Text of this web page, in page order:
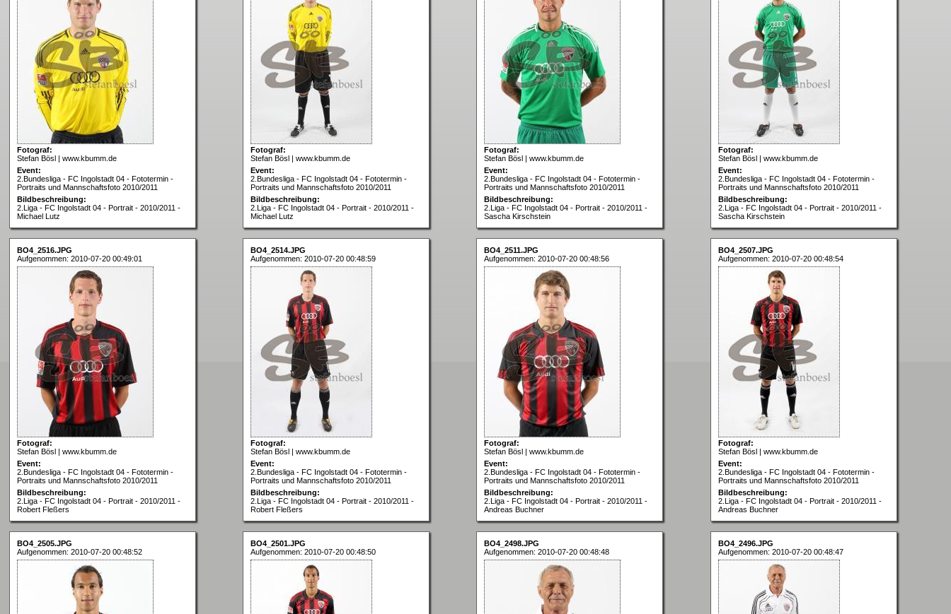
Fotograf:
Stefan Bösl | www.kbumm.de
Event:
2.Bundesliga - FC Ingolstadt 04 - Fototermin -
Portraits und Mannschaftsfoto 2010/2011
Bildbeschreibung:
2.Liga - FC Ingolstadt 04 - Portrait - 2010/2011 -
Michael Lutz
Fotograf:
Stefan Bösl | www.kbumm.de
Event:
2.Bundesliga - FC Ingolstadt 04 - Fototermin -
Portraits und Mannschaftsfoto 2010/2011
Bildbeschreibung:
2.Liga - FC Ingolstadt 04 - Portrait - 2010/2011 -
Michael Lutz
Fotograf:
Stefan Bösl | www.kbumm.de
Event:
2.Bundesliga - FC Ingolstadt 04 - Fototermin -
Portraits und Mannschaftsfoto 2010/2011
Bildbeschreibung:
2.Liga - FC Ingolstadt 04 - Portrait - 2010/2011 -
Sascha Kirschstein
Fotograf:
Stefan Bösl | www.kbumm.de
Event:
2.Bundesliga - FC Ingolstadt 04 - Fototermin -
Portraits und Mannschaftsfoto 2010/2011
Bildbeschreibung:
2.Liga - FC Ingolstadt 04 - Portrait - 2010/2011 -
Sascha Kirschstein
BO4_2516.JPG
Aufgenommen: 2010-07-20 00:49:01
Fotograf:
Stefan Bösl | www.kbumm.de
Event:
2.Bundesliga - FC Ingolstadt 04 - Fototermin -
Portraits und Mannschaftsfoto 2010/2011
Bildbeschreibung:
2.Liga - FC Ingolstadt 04 - Portrait - 2010/2011 -
Robert Fleßers
BO4_2514.JPG
Aufgenommen: 2010-07-20 00:48:59
Fotograf:
Stefan Bösl | www.kbumm.de
Event:
2.Bundesliga - FC Ingolstadt 04 - Fototermin -
Portraits und Mannschaftsfoto 2010/2011
Bildbeschreibung:
2.Liga - FC Ingolstadt 04 - Portrait - 2010/2011 -
Robert Fleßers
BO4_2511.JPG
Aufgenommen: 2010-07-20 00:48:56
Fotograf:
Stefan Bösl | www.kbumm.de
Event:
2.Bundesliga - FC Ingolstadt 04 - Fototermin -
Portraits und Mannschaftsfoto 2010/2011
Bildbeschreibung:
2.Liga - FC Ingolstadt 04 - Portrait - 2010/2011 -
Andreas Buchner
BO4_2507.JPG
Aufgenommen: 2010-07-20 00:48:54
Fotograf:
Stefan Bösl | www.kbumm.de
Event:
2.Bundesliga - FC Ingolstadt 04 - Fototermin -
Portraits und Mannschaftsfoto 2010/2011
Bildbeschreibung:
2.Liga - FC Ingolstadt 04 - Portrait - 2010/2011 -
Andreas Buchner
BO4_2505.JPG
Aufgenommen: 2010-07-20 00:48:52
BO4_2501.JPG
Aufgenommen: 2010-07-20 00:48:50
BO4_2498.JPG
Aufgenommen: 2010-07-20 00:48:48
BO4_2496.JPG
Aufgenommen: 2010-07-20 00:48:47